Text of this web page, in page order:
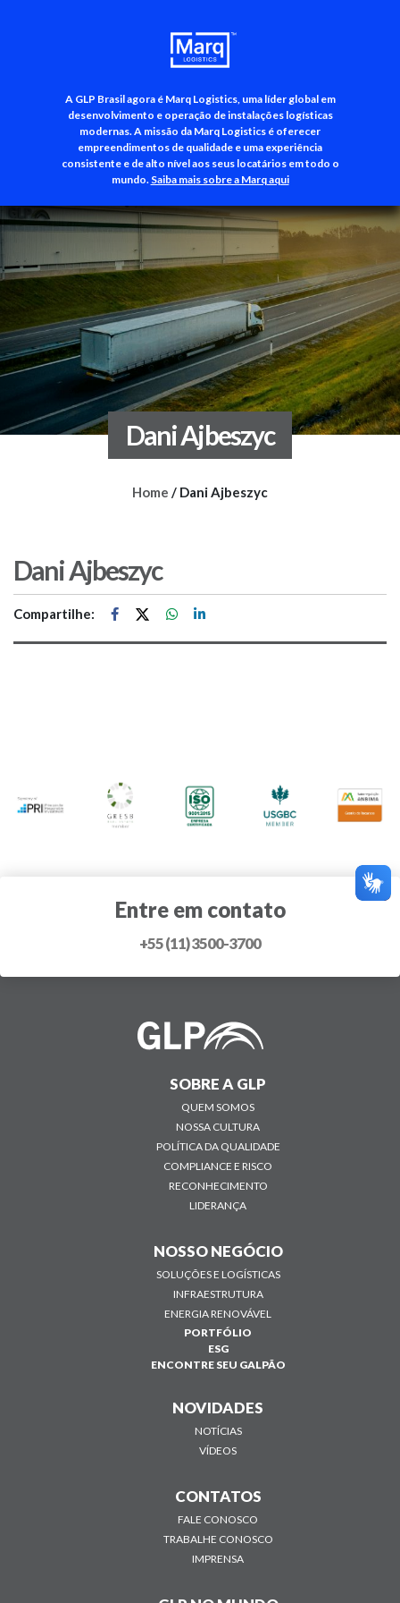
A GLP Brasil agora é Marq Logistics, uma líder global em
desenvolvimento e operação de instalações logísticas
modernas. A missão da Marq Logistics é oferecer
empreendimentos de qualidade e uma experiência
consistente e de alto nível aos seus locatários em todo o
mundo. Saiba mais sobre a Marq aqui
+55 (11) 3500-3700
Dani Ajbeszyc
Home / Dani Ajbeszyc
Dani Ajbeszyc
Compartilhe:
Entre em contato
+55 (11) 3500-3700
SOBRE A GLP
QUEM SOMOS
NOSSA CULTURA
POLÍTICA DA QUALIDADE
COMPLIANCE E RISCO
RECONHECIMENTO
LIDERANÇA
NOSSO NEGÓCIO
SOLUÇÕES E LOGÍSTICAS
INFRAESTRUTURA
ENERGIA RENOVÁVEL
PORTFÓLIO
ESG
ENCONTRE SEU GALPÃO
NOVIDADES
NOTÍCIAS
VÍDEOS
CONTATOS
FALE CONOSCO
TRABALHE CONOSCO
IMPRENSA